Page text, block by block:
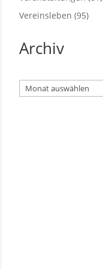
Vereinsleben (95)
Archiv
Archiv